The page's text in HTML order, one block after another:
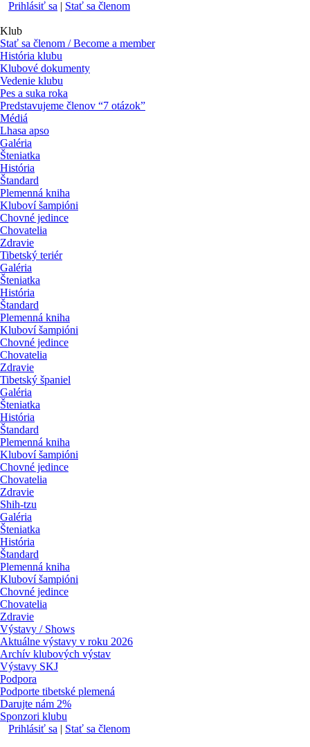
Prihlásiť sa | Stať sa členom
Klub
Stať sa členom / Become a member
História klubu
Klubové dokumenty
Vedenie klubu
Pes a suka roka
Predstavujeme členov “7 otázok”
Médiá
Lhasa apso
Galéria
Šteniatka
História
Štandard
Plemenná kniha
Kluboví šampióni
Chovné jedince
Chovatelia
Zdravie
Tibetský teriér
Galéria
Šteniatka
História
Štandard
Plemenná kniha
Kluboví šampióni
Chovné jedince
Chovatelia
Zdravie
Tibetský španiel
Galéria
Šteniatka
História
Štandard
Plemenná kniha
Kluboví šampióni
Chovné jedince
Chovatelia
Zdravie
Shih-tzu
Galéria
Šteniatka
História
Štandard
Plemenná kniha
Kluboví šampióni
Chovné jedince
Chovatelia
Zdravie
Výstavy / Shows
Aktuálne výstavy v roku 2026
Archív klubových výstav
Výstavy SKJ
Podpora
Podporte tibetské plemená
Darujte nám 2%
Sponzori klubu
Prihlásiť sa | Stať sa členom